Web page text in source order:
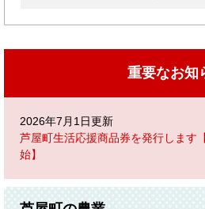
重要なお知
2026年7月1日更新
芦屋町生活応援商品券を発行します
始】